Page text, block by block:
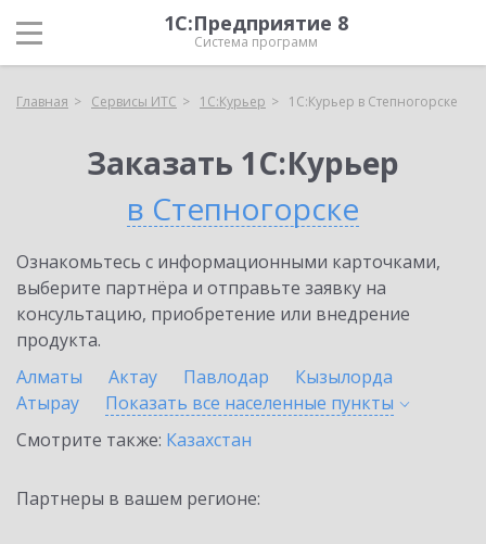
1С:Предприятие 8
Система программ
Главная Сервисы ИТС 1С:Курьер 1С:Курьер в Степногорске
Заказать 1С:Курьер
в Степногорске
Ознакомьтесь с информационными карточками,
выберите партнёра и отправьте заявку на
консультацию, приобретение или внедрение
продукта.
Алматы
Актау Павлодар
Кызылорда
Атырау
Показать все населенные пункты
Смотрите также: Казахстан
Партнеры в вашем регионе: